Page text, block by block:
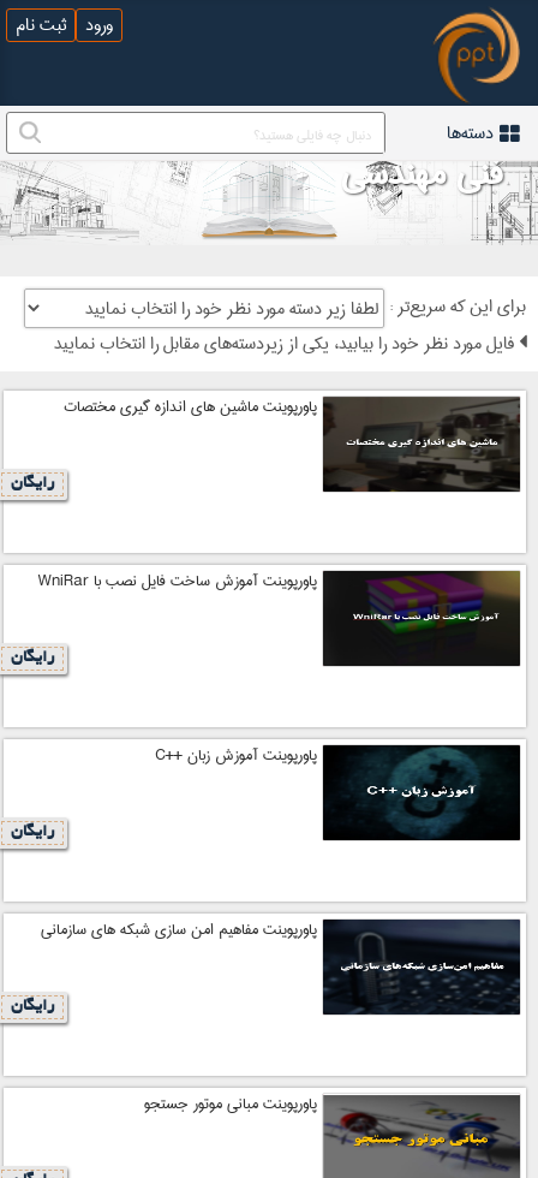
ورود ثبت نام
دسته‌ها
فنی مهندسی
: برای این که سریع‌تر
پاورپوینت ماشین های اندازه گیری مختصات
رایگان
پاورپوینت آموزش ساخت فایل نصب با WniRar
رایگان
پاورپوینت آموزش زبان ++C
رایگان
پاورپوینت مفاهیم امن سازی شبکه های سازمانی
رایگان
پاورپوینت مبانی موتور جستجو